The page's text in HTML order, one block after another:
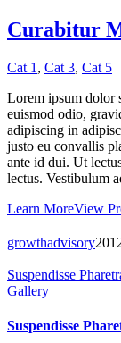
Curabitur
Cat 1 , Cat 3, Cat 5
Lorem ipsum dolor
euismod odio,
adipiscing in
justo eu convallis
ante id dui. Ut
lectus. Vestibulum
Learn MoreView
growthadvisory
Suspendisse
Gallery
Suspendisse